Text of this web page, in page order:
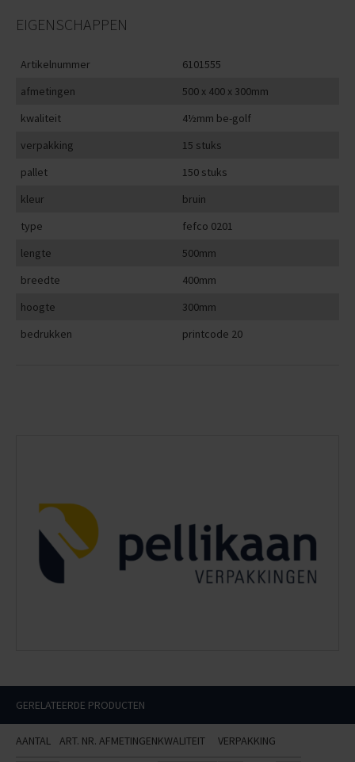
EIGENSCHAPPEN
Artikelnummer
6101555
afmetingen
500 x 400 x 300mm
kwaliteit
4½mm be-golf
verpakking
15 stuks
pallet
150 stuks
kleur
bruin
type
fefco 0201
lengte
500mm
breedte
400mm
hoogte
300mm
bedrukken
printcode 20
GERELATEERDE PRODUCTEN
AANTAL ART. NR. AFMETINGENKWALITEIT VERPAKKING